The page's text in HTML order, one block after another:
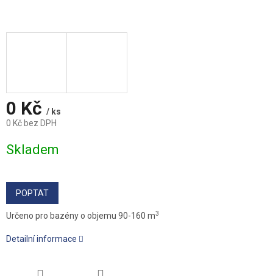
0 Kč / ks
0 Kč bez DPH
cena:
Skladem
POPTAT
Určeno pro bazény o objemu 90-160 m3
Detailní informace